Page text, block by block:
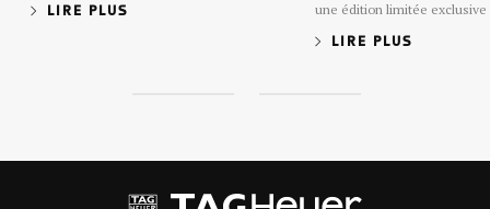
LIRE PLUS
une édition limitée exclusive
Cadran Vert Calibre 02. Oui,
LIRE PLUS
d
1
d
2